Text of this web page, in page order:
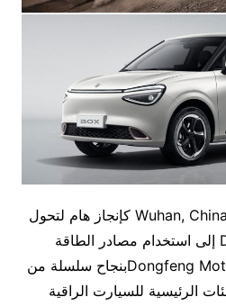
Wuhan,) كإنجاز هام لتحول
شركة Dongfeng Motor’s إلى استخدام مصادر الطاقة
الجديدة، أطلقت شركة Dongfeng Motorبنجاح سلسلة من
الرئيسية للسيارت الراقية